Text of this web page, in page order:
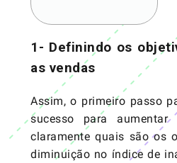
1- Definindo os
as vendas
Assim, o primeiro passo
sucesso para
claramente quais são os
diminuição no índice de